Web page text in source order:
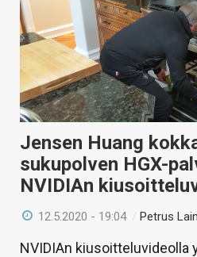
Jensen Huang
sukupolven HGX-
NVIDIAn
12.5.2020 - 19:04 /Petrus
NVIDIAn